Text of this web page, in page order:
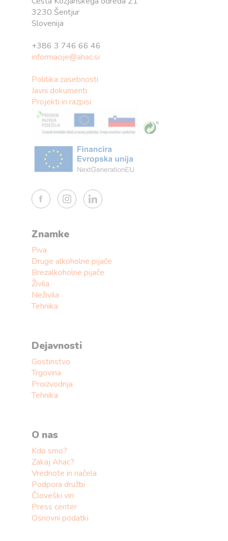
3230 Šentjur
Slovenija
+386 3 746 66 46
informacije@ahac.si
Politika zasebnosti
Javni dokumenti
Projekti in razpisi
Znamke
Piva
Druge alkoholne pijače
Brezalkoholne pijače
Živila
Neživila
Tehnika
Dejavnosti
Gostinstvo
Trgovina
Proizvodnja
Tehnika
O nas
Kdo smo?
Zakaj Ahac?
Vrednote in načela
Podpora družbi
Človeški viri
Press center
Osnovni podatki